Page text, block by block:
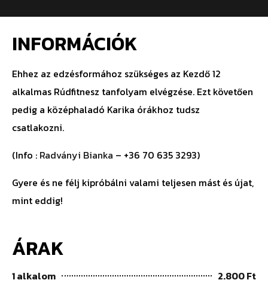
INFORMÁCIÓK
Ehhez az edzésformához szükséges az Kezdő 12
alkalmas Rúdfitnesz tanfolyam elvégzése. Ezt követően
pedig a középhaladó Karika órákhoz tudsz
csatlakozni.
(Info : Radványi Bianka – +36 70 635 3293)
Gyere és ne félj kipróbálni valami teljesen mást és újat,
mint eddig!
ÁRAK
1 alkalom 2.800 Ft